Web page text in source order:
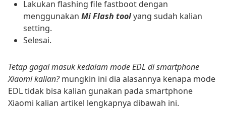
Lakukan flashing file fastboot dengan
menggunakan Mi Flash toolyang sudah kalian
setting.
Selesai.
Tetap gagal masuk kedalam mode EDL di smartphone
Xiaomi kalian?mungkin ini dia alasannya kenapa mode
EDL tidak bisa kalian gunakan pada smartphone
Xiaomi kalian artikel lengkapnya dibawah ini.